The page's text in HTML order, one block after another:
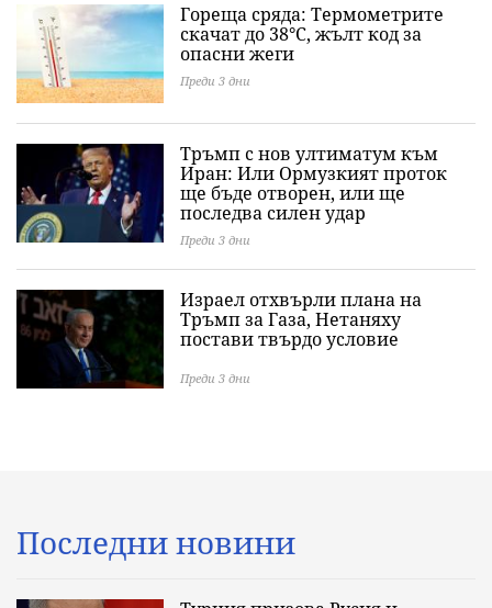
Гореща сряда: Термометрите
скачат до 38°C, жълт код за
опасни жеги
Преди 3 дни
Тръмп с нов ултиматум към
Иран: Или Ормузкият проток
ще бъде отворен, или ще
последва силен удар
Преди 3 дни
Израел отхвърли плана на
Тръмп за Газа, Нетаняху
постави твърдо условие
Преди 3 дни
Последни новини